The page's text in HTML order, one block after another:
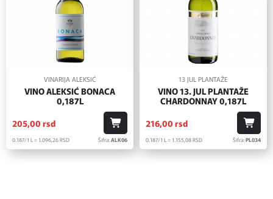
VINARIJA ALEKSIĆ
VINO ALEKSIĆ BONACA
0,187L
205,00 rsd
0.187/1 L = 1.096,26RSD Šifra:ALK06
13 JUL PLANTAŽE
VINO 13. JUL PLANTAŽE
CHARDONNAY 0,187L
216,00 rsd
0.187/1 L = 1.155,08RSD Šifra:PL034